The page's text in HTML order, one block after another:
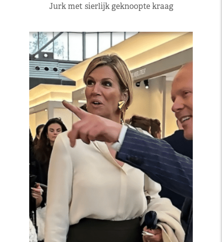
Jurk met sierlijk geknoopte kraag